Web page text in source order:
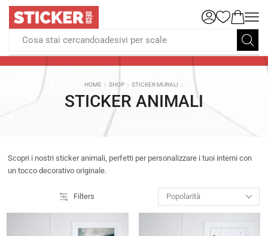
Cosa stai cercandoadesivi per scale
HOME SHOP STICKER MURALI
STICKER ANIMALI
Scopri i nostri sticker animali, perfetti per personalizzare i tuoi interni con
un tocco decorativo originale.
Filters